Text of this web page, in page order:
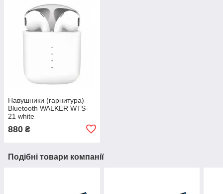
Навушники (гарнитура)
Bluetooth WALKER WTS-
21 white
880 ₴
Подібні товари компанії